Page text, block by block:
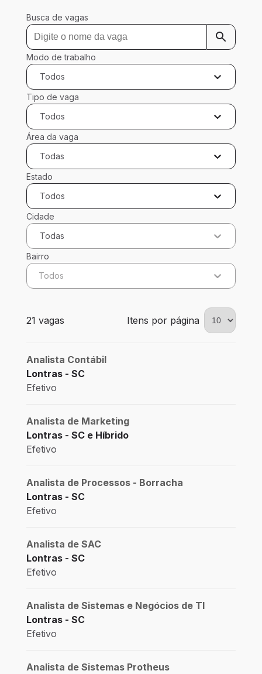
Busca de vagas
Modo de trabalho
Todos
Tipo de vaga
Todos
Área da vaga
Todas
Estado
Todos
Cidade
Todas
Bairro
Todos
21 vagas encontradas para 0 filtros aplicados
21 vagas Itens por página
Analista Contábil
Lontras - SC
Efetivo
Analista de Marketing
Lontras - SC e Híbrido
Efetivo
Analista de Processos - Borracha
Lontras - SC
Efetivo
Analista de SAC
Lontras - SC
Efetivo
Analista de Sistemas e Negócios de TI
Lontras - SC
Efetivo
Analista de Sistemas Protheus